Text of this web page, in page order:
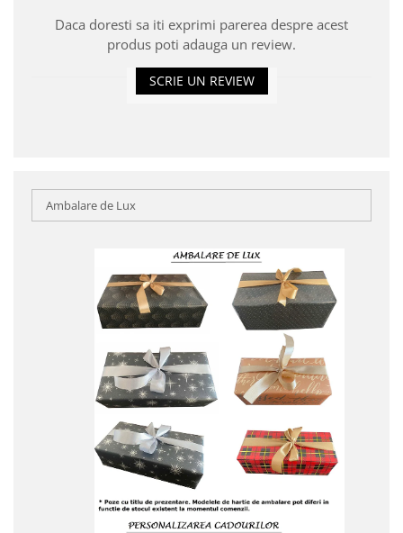
Daca doresti sa iti exprimi parerea despre acest
produs poti adauga un review.
SCRIE UN REVIEW
Ambalare de Lux